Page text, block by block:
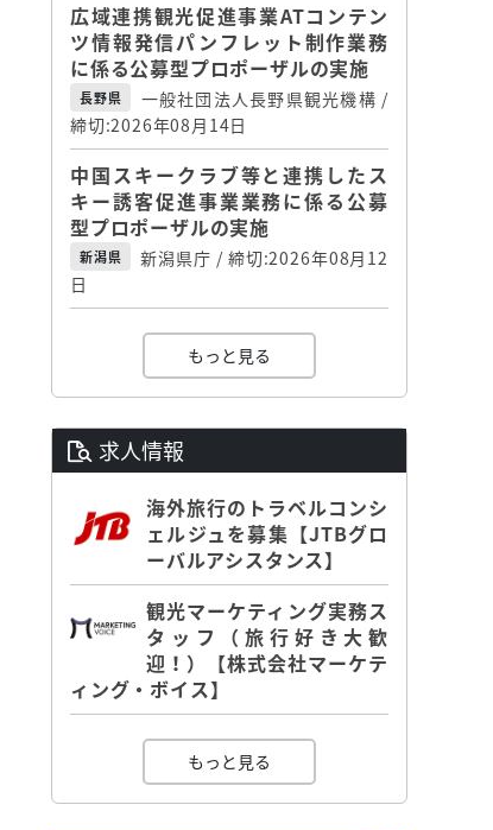
広域連携観光促進事業ATコンテン
ツ情報発信パンフレット制作業務
に係る公募型プロポーザルの実施
長野県
一般社団法人長野県観光機構 /
締切:2026年08月14日
中国スキークラブ等と連携したス
キー誘客促進事業業務に係る公募
型プロポーザルの実施
新潟県
新潟県庁 / 締切:2026年08月12
日
もっと見る
求人情報
海外旅行のトラベルコンシ
ェルジュを募集【JTBグロ
ーバルアシスタンス】
観光マーケティング実務ス
タッフ（旅行好き大歓
迎！）【株式会社マーケテ
ィング・ボイス】
もっと見る